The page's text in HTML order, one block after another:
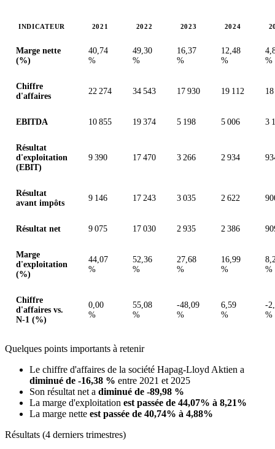
INDICATEUR 2021 2022 2023 2024
Marge nette
(%)
40,74
%
49,30
%
16,37
%
12,48
%
%
Chiffre
d'affaires
22 274 34 543 17 930 19 112
EBITDA 10 855 19 374 5 198 5 006 3
Résultat
d'exploitation
(EBIT)
9 390 17 470 3 266 2 934
Résultat
avant impôts
9 146 17 243 3 035 2 622
Résultat net 9 075 17 030 2 935 2 386
Marge
d'exploitation
(%)
44,07
%
52,36
%
27,68
%
16,99
%
%
Chiffre
d'affaires vs.
N-1 (%)
0,00
%
55,08
%
-48,09
%
6,59
%
-
%
Quelques points importants à retenir
Le chiffre d'affaires de la société Hapag-Lloyd Aktien a
diminué de -16,38 % entre 2021 et 2025
Son résultat net a diminué de -89,98 %
La marge d'exploitation est passée de 44,07% à 8,21%
La marge nette est passée de 40,74% à 4,88%
Résultats (4 derniers trimestres)